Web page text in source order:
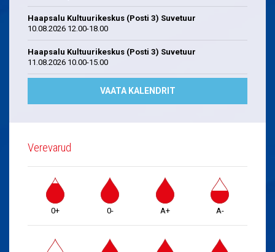
Haapsalu Kultuurikeskus (Posti 3) Suvetuur
10.08.2026 12.00-18.00
Haapsalu Kultuurikeskus (Posti 3) Suvetuur
11.08.2026 10.00-15.00
VAATA KALENDRIT
Verevarud
0+ 0- A+ A-